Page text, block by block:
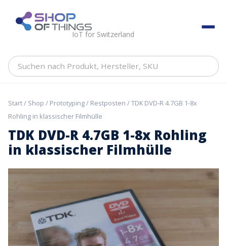
content ShopOfThings
IoT for Switzerland
Suchen
Hersteller,
Start/ Shop / Prototyping/ Restposten / TDK DVD-R 4.7GB 1-8x
Rohling in klassischer Filmhülle
TDK DVD-R 4.7GB 1-8x Rohling
in klassischer Filmhülle